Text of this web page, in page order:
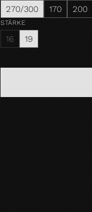
270/300 170 200
STÄRKE
16 19